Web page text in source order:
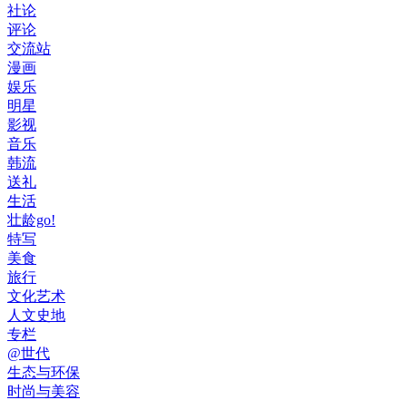
社论
评论
交流站
漫画
娱乐
明星
影视
音乐
韩流
送礼
生活
壮龄go!
特写
美食
旅行
文化艺术
人文史地
专栏
@世代
生态与环保
时尚与美容